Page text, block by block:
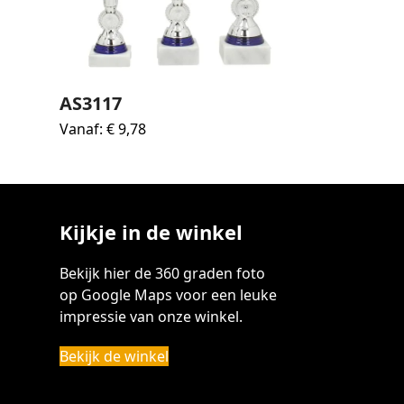
AS3117
Vanaf: €9,78
Kijkje in de winkel
Bekijk hier de 360 graden foto
op Google Maps voor een leuke
impressie van onze winkel.
Bekijk de winkel